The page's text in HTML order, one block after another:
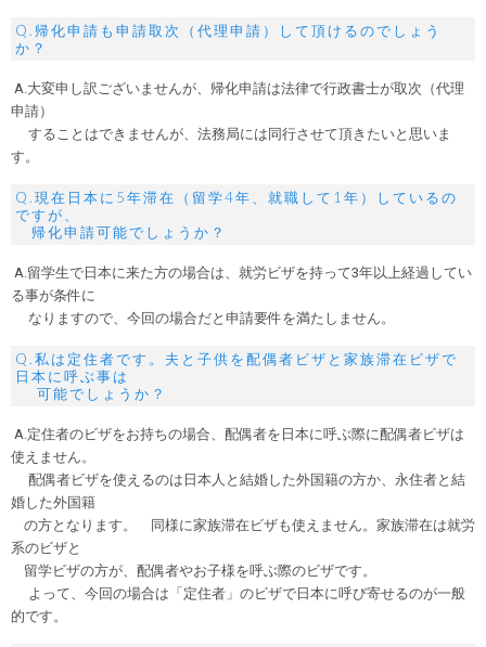
Q.帰化申請も申請取次（代理申請）して頂けるのでしょう
か？
A.大変申し訳ございませんが、帰化申請は法律で行政書士が取次（代理
申請）
することはできませんが、法務局には同行させて頂きたいと思いま
す。
Q.現在日本に5年滞在（留学4年、就職して1年）しているの
ですが、
帰化申請可能でしょうか？
A.留学生で日本に来た方の場合は、就労ビザを持って3年以上経過してい
る事が条件に
なりますので、今回の場合だと申請要件を満たしません。
Q.私は定住者です。夫と子供を配偶者ビザと家族滞在ビザで
日本に呼ぶ事は
可能でしょうか？
A.定住者のビザをお持ちの場合、配偶者を日本に呼ぶ際に配偶者ビザは
使えません。
配偶者ビザを使えるのは日本人と結婚した外国籍の方か、永住者と結
婚した外国籍
の方となります。 同様に家族滞在ビザも使えません。家族滞在は就労
系のビザと
留学ビザの方が、配偶者やお子様を呼ぶ際のビザです。
よって、今回の場合は「定住者」のビザで日本に呼び寄せるのが一般
的です。